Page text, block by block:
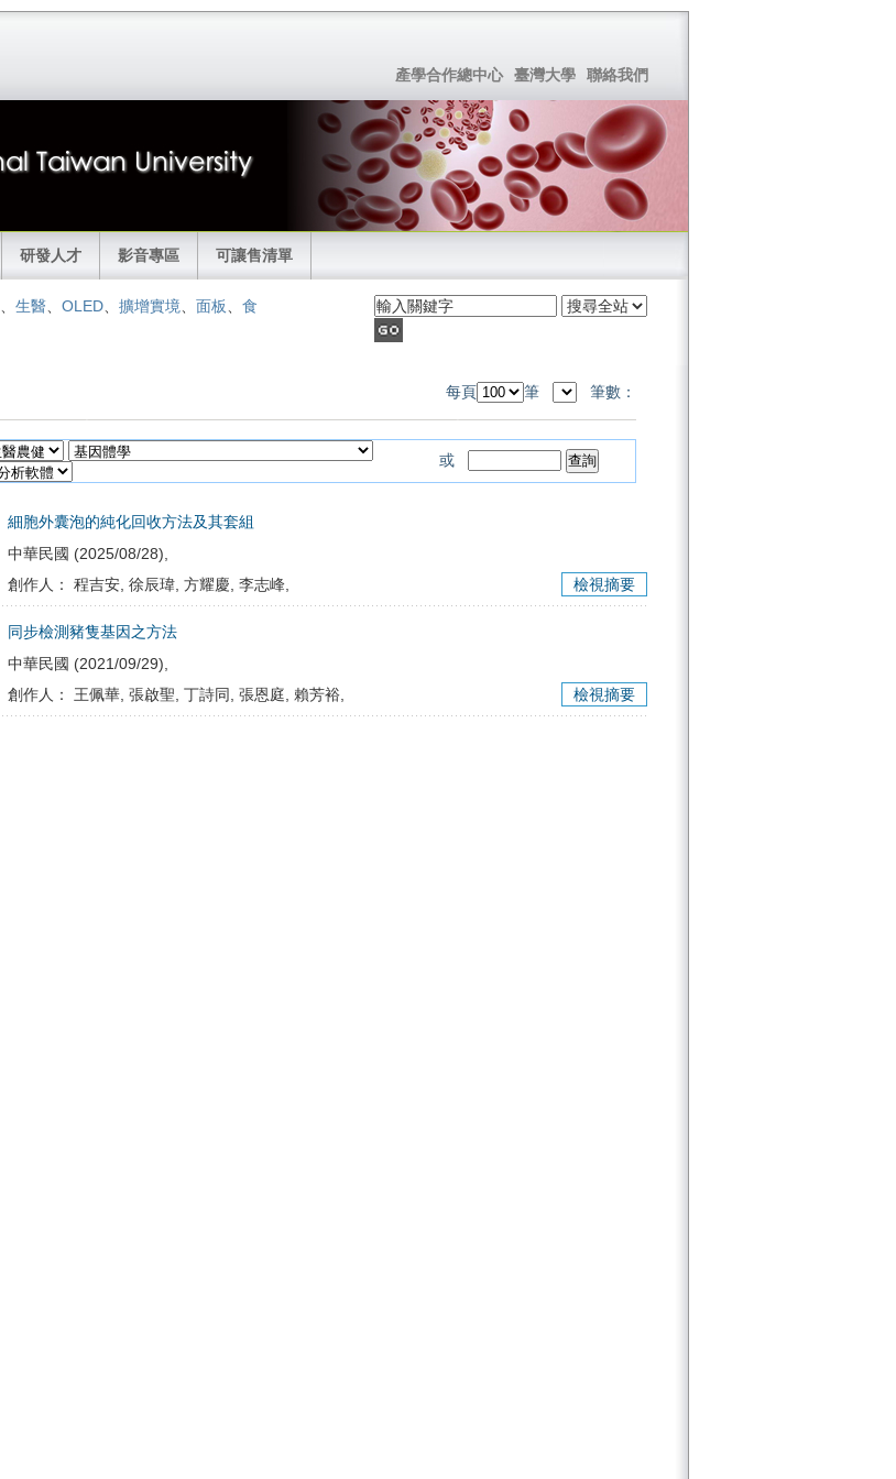
產學合作總中心 臺灣大學 聯絡我們
研發人才 影音專區 可讓售清單
、 生醫、 OLED、 擴增實境、 面板、 食
每頁 筆 筆數：
或
細胞外囊泡的純化回收方法及其套組
中華民國 (2025/08/28),
創作人： 程吉安, 徐辰瑋, 方耀慶, 李志峰,
檢視摘要
同步檢測豬隻基因之方法
中華民國 (2021/09/29),
創作人： 王佩華, 張啟聖, 丁詩同, 張恩庭, 賴芳裕,
檢視摘要